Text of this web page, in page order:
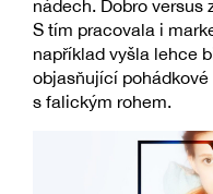
nádech. Dobro versus
S tím pracovala i
například vyšla lehce
objasňující
s falickým rohem.